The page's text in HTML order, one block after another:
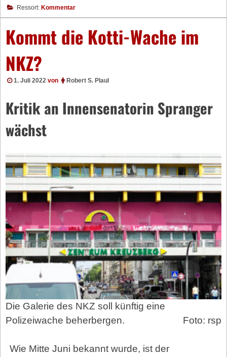
Ressort: Kommentar
Kommt die Kotti-Wache im
NKZ?
1. Juli 2022 von Robert S. Plaul
Kritik an Innensenatorin Spranger
wächst
Die Galerie des NKZ soll künftig eine
Polizeiwache beherbergen.
Foto: rsp
Wie Mitte Juni bekannt wurde, ist der